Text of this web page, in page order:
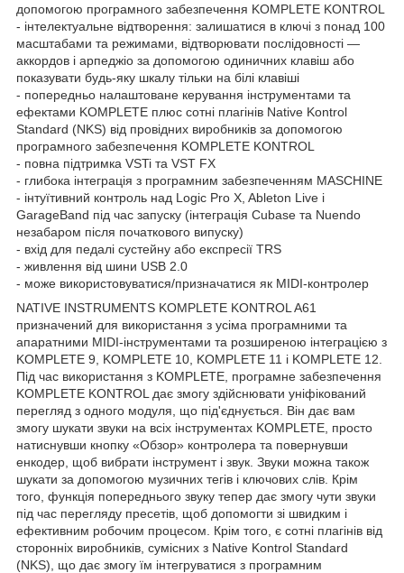
допомогою програмного забезпечення KOMPLETE KONTROL
- інтелектуальне відтворення: залишатися в ключі з понад 100
масштабами та режимами, відтворювати послідовності —
аккордов і арпеджіо за допомогою одиничних клавіш або
показувати будь-яку шкалу тільки на білі клавіші
- попередньо налаштоване керування інструментами та
ефектами KOMPLETE плюс сотні плагінів Native Kontrol
Standard (NKS) від провідних виробників за допомогою
програмного забезпечення KOMPLETE KONTROL
- повна підтримка VSTi та VST FX
- глибока інтеграція з програмним забезпеченням MASCHINE
- інтуїтивний контроль над Logic Pro X, Ableton Live і
GarageBand під час запуску (інтеграція Cubase та Nuendo
незабаром після початкового випуску)
- вхід для педалі сустейну або експресії TRS
- живлення від шини USB 2.0
- може використовуватися/призначатися як MIDI-контролер
NATIVE INSTRUMENTS KOMPLETE KONTROL A61
призначений для використання з усіма програмними та
апаратними MIDI-інструментами та розширеною інтеграцією з
KOMPLETE 9, KOMPLETE 10, KOMPLETE 11 і KOMPLETE 12.
Під час використання з KOMPLETE, програмне забезпечення
KOMPLETE KONTROL дає змогу здійснювати уніфікований
перегляд з одного модуля, що під'єднується. Він дає вам
змогу шукати звуки на всіх інструментах KOMPLETE, просто
натиснувши кнопку «Обзор» контролера та повернувши
енкодер, щоб вибрати інструмент і звук. Звуки можна також
шукати за допомогою музичних тегів і ключових слів. Крім
того, функція попереднього звуку тепер дає змогу чути звуки
під час перегляду пресетів, щоб допомогти зі швидким і
ефективним робочим процесом. Крім того, є сотні плагінів від
сторонніх виробників, сумісних з Native Kontrol Standard
(NKS), що дає змогу їм інтегруватися з програмним